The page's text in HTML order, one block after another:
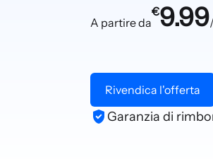
A partire da
€9.99
Rivendica l'offerta
Garanzia di